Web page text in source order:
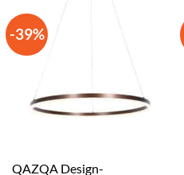
-39%
QAZQA Design-